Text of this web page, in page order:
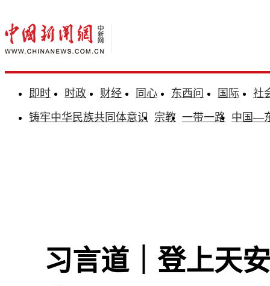
即时 时政 财经 同心 东西问 国际
社
铸牢中华民族共同体意识 宗教 一带一路 中国—
习言道｜登上天